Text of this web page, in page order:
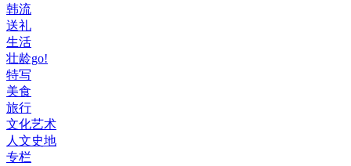
韩流
送礼
生活
壮龄go!
特写
美食
旅行
文化艺术
人文史地
专栏